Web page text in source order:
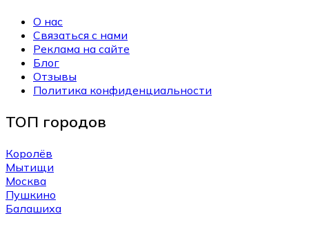
О нас
Связаться с нами
Реклама на сайте
Блог
Отзывы
Политика конфиденциальности
ТОП городов
Королёв
Мытищи
Москва
Пушкино
Балашиха